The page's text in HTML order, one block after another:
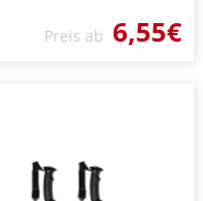
Preis ab 6,55€